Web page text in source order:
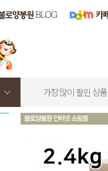
가장 많이 팔린 상품